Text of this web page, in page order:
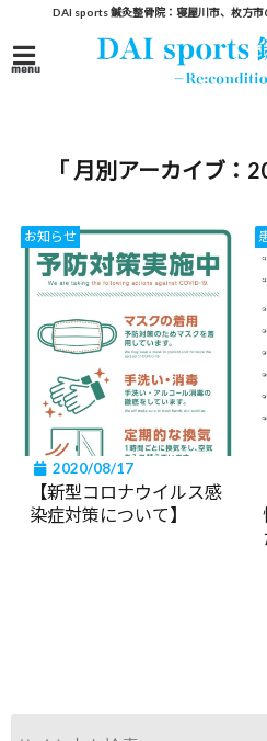
DAI sports 鍼灸整骨院：寝屋川市、枚方
menu
「 月別アーカイブ：
お知らせ
2020/08/17
【新型コロナウイルス感
染症対策について】